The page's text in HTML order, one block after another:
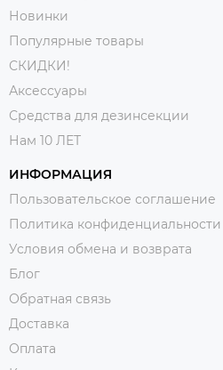
Новинки
Популярные товары
СКИДКИ!
Аксессуары
Средства для дезинсекции
Нам 10 ЛЕТ
ИНФОРМАЦИЯ
Пользовательское соглашение
Политика
Условия обмена и возврата
Блог
Обратная связь
Доставка
Оплата